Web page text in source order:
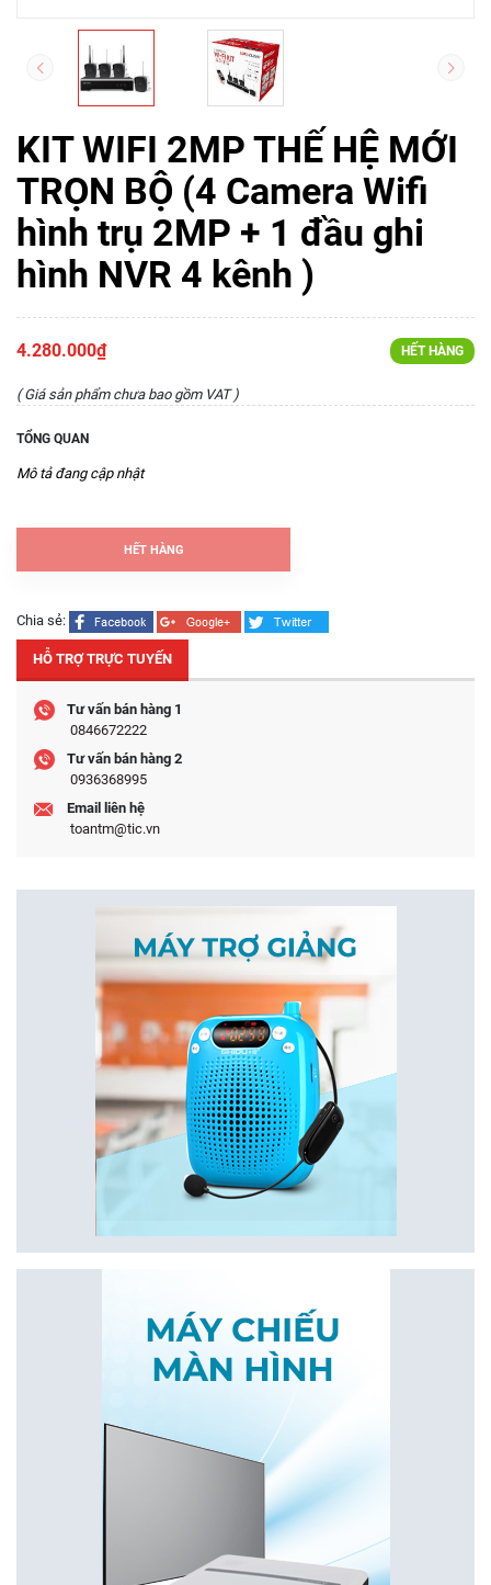
KIT WIFI 2MP THẾ HỆ MỚI
TRỌN BỘ (4 Camera Wifi
hình trụ 2MP + 1 đầu ghi
hình NVR 4 kênh )
4.280.000₫ HẾT HÀNG
( Giá sản phẩm chưa bao gồm VAT )
TỔNG QUAN
Mô tả đang cập nhật
HẾT HÀNG
Chia sẻ:
HỖ TRỢ TRỰC TUYẾN
Tư vấn bán hàng 1
0846672222
Tư vấn bán hàng 2
0936368995
Email liên hệ
toantm@tic.vn